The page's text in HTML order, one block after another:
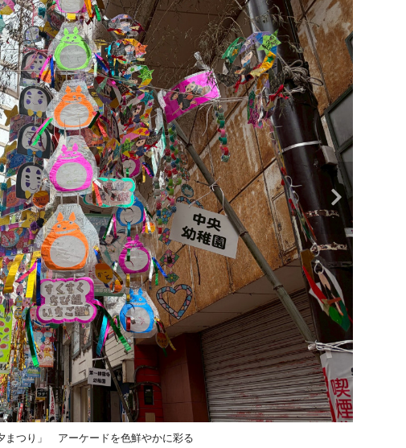
つり」 アーケードを色鮮やかに彩る